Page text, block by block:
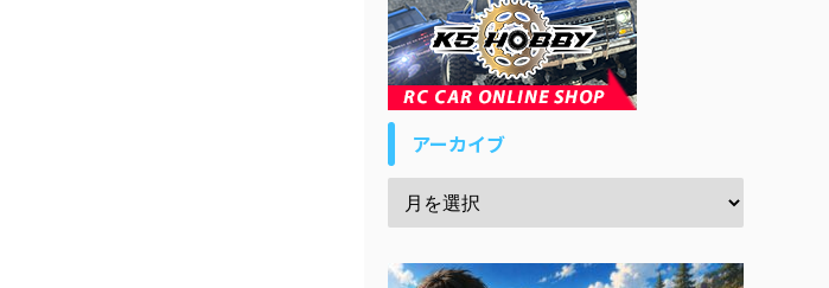
アーカイブ